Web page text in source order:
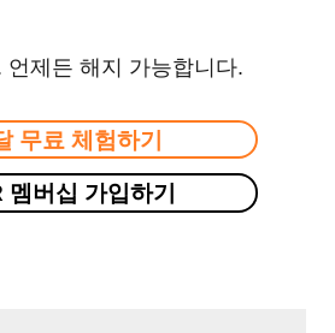
언제든 해지 가능합니다.
무료 체험하기
멤버십 가입하기